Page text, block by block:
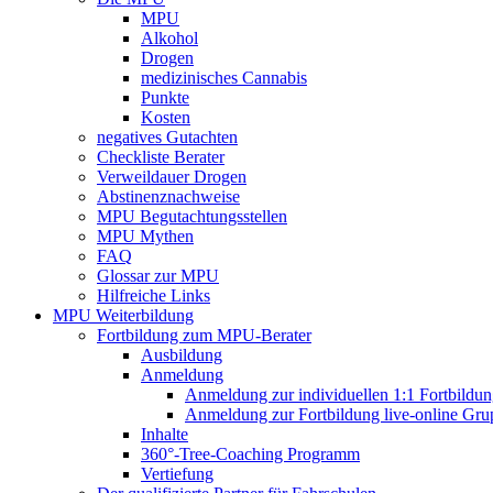
MPU
Alkohol
Drogen
medizinisches Cannabis
Punkte
Kosten
negatives Gutachten
Checkliste Berater
Verweildauer Drogen
Abstinenznachweise
MPU Begutachtungsstellen
MPU Mythen
FAQ
Glossar zur MPU
Hilfreiche Links
MPU Weiterbildung
Fortbildung zum MPU-Berater
Ausbildung
Anmeldung
Anmeldung zur individuellen 1:1
Anmeldung zur Fortbildung live-online
Inhalte
360°-Tree-Coaching Programm
Vertiefung